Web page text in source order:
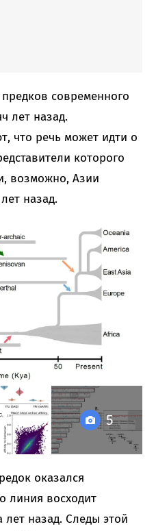
современного
лет назад.
что речь может идти о
которого
возможно, Азии
назад.
5
оказался
линия восходит
назад. Следы этой